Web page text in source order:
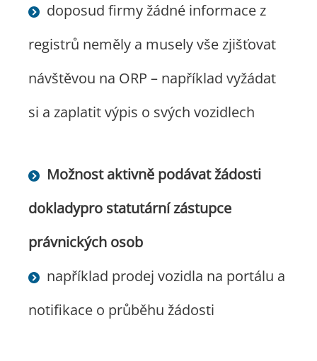
doposud firmy žádné informace z
registrů neměly a musely vše zjišťovat
návštěvou na ORP – například vyžádat
si a zaplatit výpis o svých vozidlech
Možnost aktivně podávat žádosti
dokladypro statutární zástupce
právnických osob
například prodej vozidla na portálu a
notifikace o průběhu žádosti